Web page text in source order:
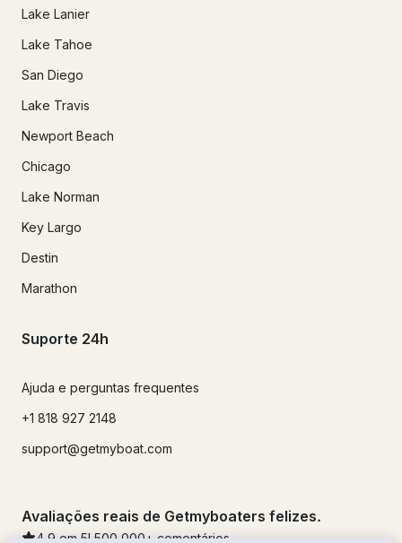
Lake Lanier
Lake Tahoe
San Diego
Lake Travis
Newport Beach
Chicago
Lake Norman
Key Largo
Destin
Marathon
Suporte 24h
Ajuda e perguntas frequentes
+1 818 927 2148
support@getmyboat.com
Avaliações reais de Getmyboaters felizes.
4.9 em 5! 500,000 + comentários